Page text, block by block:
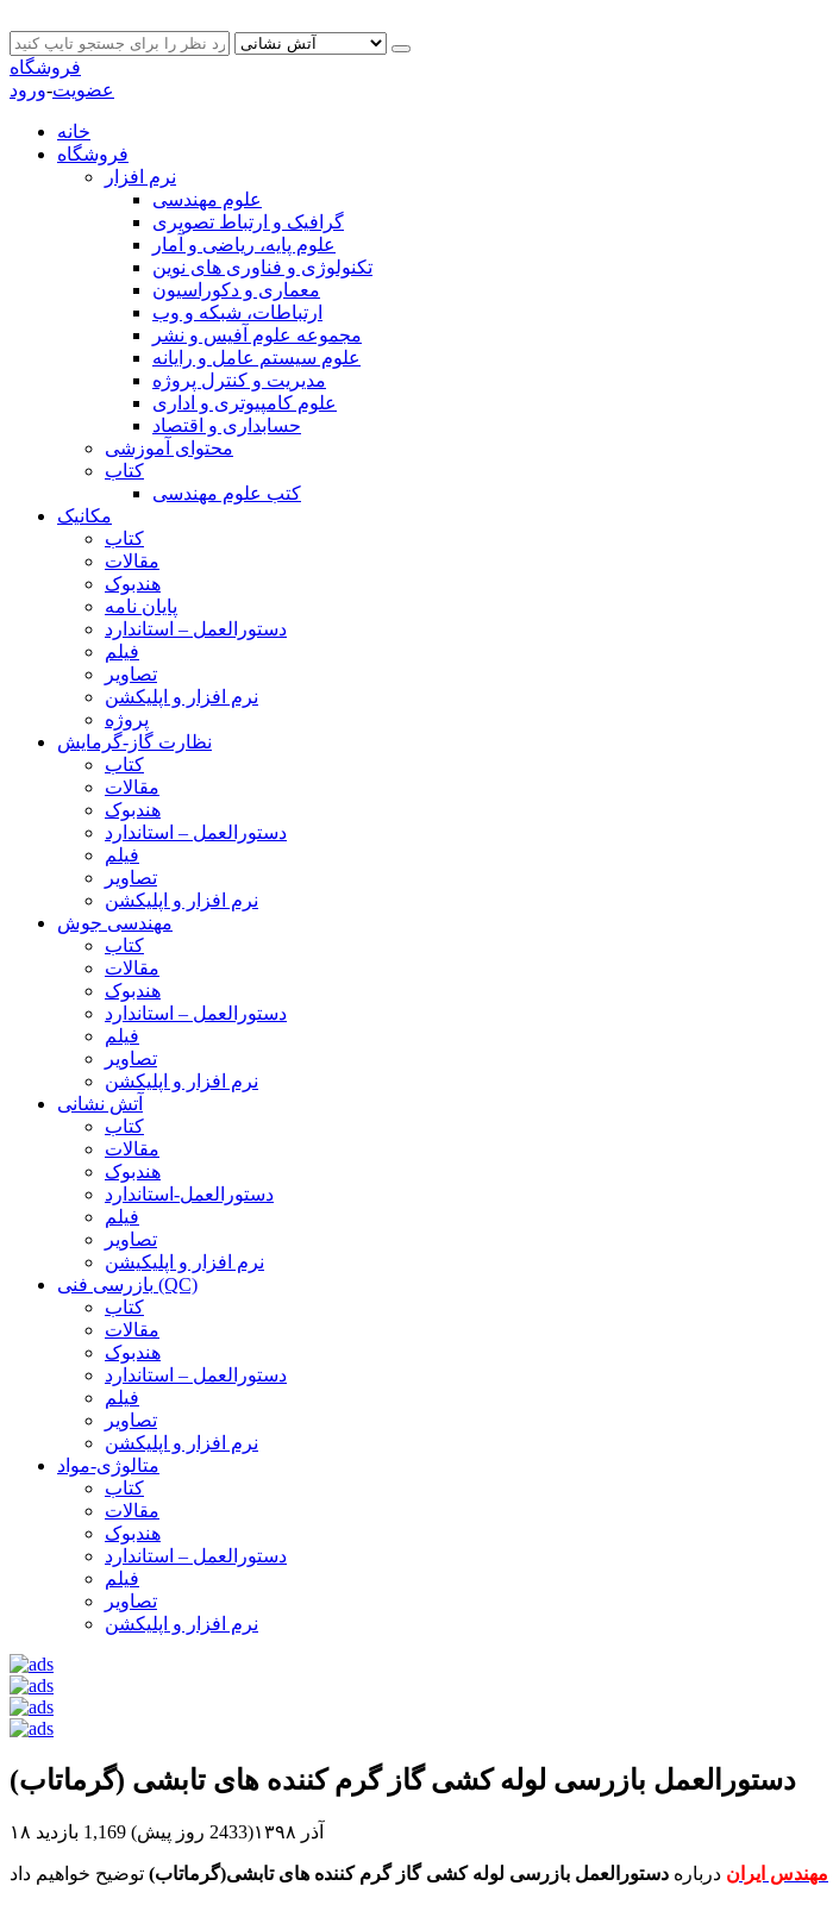
فروشگاه
عضویت-ورود
خانه
فروشگاه
نرم افزار
علوم مهندسی
گرافیک و ارتباط تصویری
علوم پایه، ریاضی و آمار
تکنولوژی و فناوری های نوین
معماری و دکوراسیون
ارتباطات، شبکه و وب
مجموعه علوم آفیس و نشر
علوم سیستم عامل و رایانه
مدیریت و کنترل پروژه
علوم کامپیوتری و اداری
حسابداری و اقتصاد
محتوای آموزشی
کتاب
کتب علوم مهندسی
مکانیک
کتاب
مقالات
هندبوک
پایان نامه
دستورالعمل – استاندارد
فیلم
تصاویر
نرم افزار و اپلیکشن
پروژه
نظارت گاز-گرمایش
کتاب
مقالات
هندبوک
دستورالعمل – استاندارد
فیلم
تصاویر
نرم افزار و اپلیکشن
مهندسی جوش
کتاب
مقالات
هندبوک
دستورالعمل – استاندارد
فیلم
تصاویر
نرم افزار و اپلیکشن
آتش نشانی
کتاب
مقالات
هندبوک
دستورالعمل-استاندارد
فیلم
تصاویر
نرم افزار و اپلیکیشن
بازرسی فنی (QC)
کتاب
مقالات
هندبوک
دستورالعمل – استاندارد
فیلم
تصاویر
نرم افزار و اپلیکشن
متالوژی-مواد
کتاب
مقالات
هندبوک
دستورالعمل – استاندارد
فیلم
تصاویر
نرم افزار و اپلیکشن
دستورالعمل بازرسی لوله کشی گاز گرم کننده های تابشی (گرماتاب)
۱۸ آذر ۱۳۹۸(2433 روز پیش) 1,169 بازدید
مهندس ایران درباره دستورالعمل بازرسی لوله کشی گاز گرم کننده های تابشی(گرماتاب)